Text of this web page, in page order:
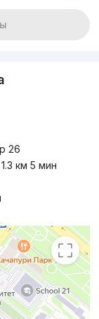
26
км 5 мин